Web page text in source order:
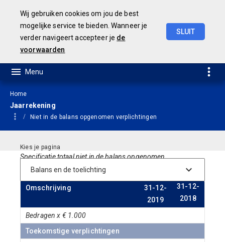
Home
Jaarrekening
Niet in de balans opgenomen verplichtingen
Specificatie totaal niet in de balans opgenomen
verplichtingen
Omschrijving
31-12-
2019
31-12-
2018
Bedragen x € 1.000
Toekomstige verplichtingen
Wij gebruiken cookies om jou de best
mogelijke service te bieden. Wanneer je
verder navigeert accepteer je de
voorwaarden
SLUIT